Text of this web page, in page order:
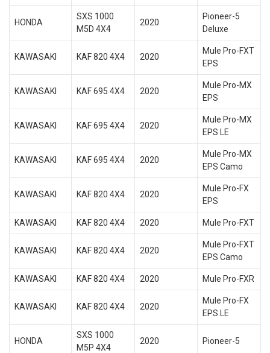
HONDA
SXS 1000
M5D 4X4
2020
Pioneer-5
Deluxe
KAWASAKI KAF 820 4X4 2020
Mule Pro-FXT
EPS
KAWASAKI KAF 695 4X4 2020
Mule Pro-MX
EPS
KAWASAKI KAF 695 4X4 2020
Mule Pro-MX
EPS LE
KAWASAKI KAF 695 4X4 2020
Mule Pro-MX
EPS Camo
KAWASAKI KAF 820 4X4 2020
Mule Pro-FX
EPS
KAWASAKI KAF 820 4X4 2020 Mule Pro-FXT
KAWASAKI KAF 820 4X4 2020
Mule Pro-FXT
EPS Camo
KAWASAKI KAF 820 4X4 2020 Mule Pro-FXR
KAWASAKI KAF 820 4X4 2020
Mule Pro-FX
EPS LE
HONDA
SXS 1000
M5P 4X4
2020 Pioneer-5